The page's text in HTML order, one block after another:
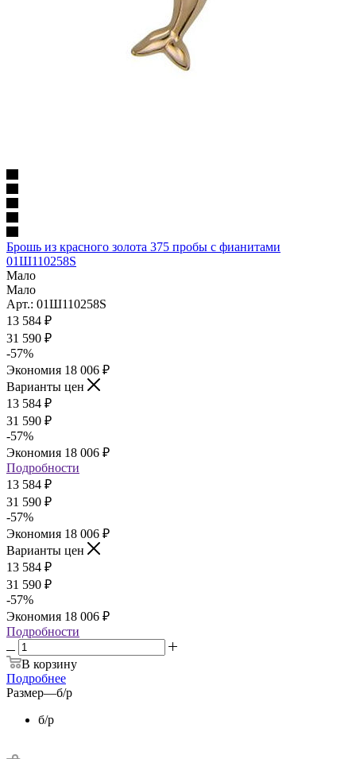
Брошь из красного золота 375 пробы с фианитами
01Ш110258S
Мало
Мало
Арт.: 01Ш110258S
13 584 ₽
31 590 ₽
-57%
Экономия 18 006 ₽
Варианты цен
13 584 ₽
31 590 ₽
-57%
Экономия 18 006 ₽
Подробности
13 584 ₽
31 590 ₽
-57%
Экономия 18 006 ₽
Варианты цен
13 584 ₽
31 590 ₽
-57%
Экономия 18 006 ₽
Подробности
В корзину
Подробнее
Размер—б/р
б/р